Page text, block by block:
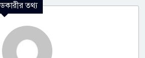
তথ্য